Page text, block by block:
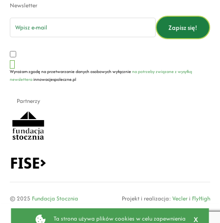
Newsletter
email
Zapisz się!
Wyrażam zgodę na przetwarzanie danych osobowych wyłączniena potrzeby związane z wysyłką
newsletterainnowacjespoleczne.pl
Partnerzy
© 2025 Fundacja Stocznia Projekt i realizacja: Vecler i FlyHigh
Ta strona używa plików cookies w celu zapewnienia x